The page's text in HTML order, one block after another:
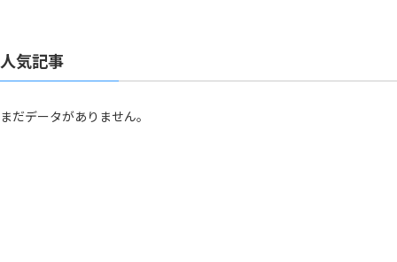
人気記事
まだデータがありません。